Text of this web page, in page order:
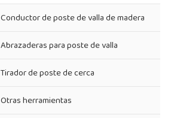
Conductor de poste de valla de madera
Abrazaderas para poste de valla
Tirador de poste de cerca
Otras herramientas